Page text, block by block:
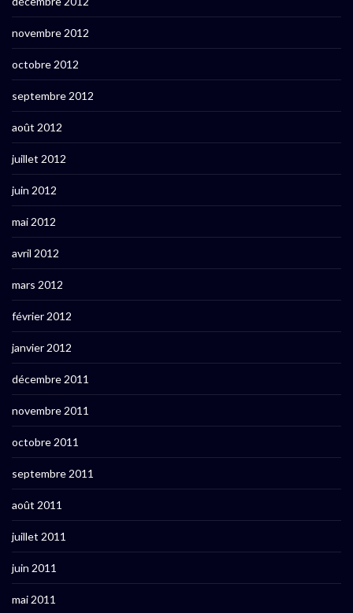
novembre 2012
octobre 2012
septembre 2012
août 2012
juillet 2012
juin 2012
mai 2012
avril 2012
mars 2012
février 2012
janvier 2012
décembre 2011
novembre 2011
octobre 2011
septembre 2011
août 2011
juillet 2011
juin 2011
mai 2011